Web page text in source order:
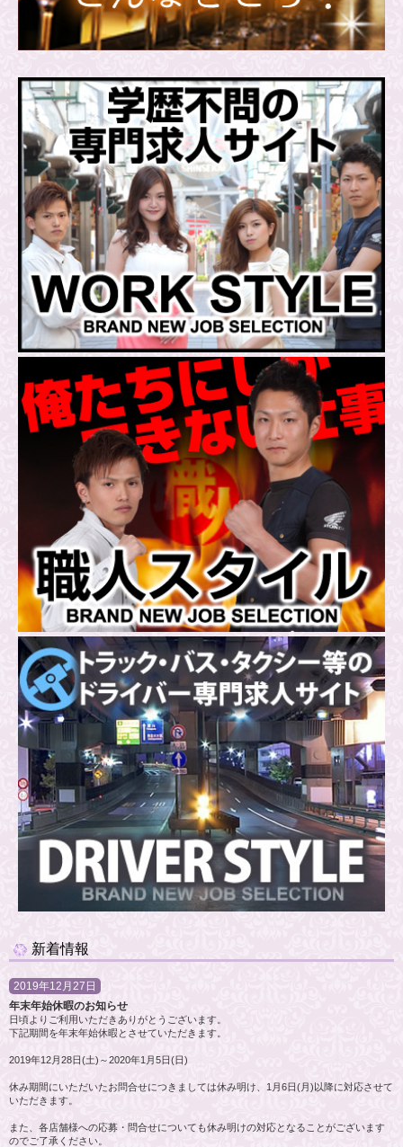
新着情報
2019年12月27日
年末年始休暇のお知らせ
日頃よりご利用いただきありがとうございます。
下記期間を年末年始休暇とさせていただきます。
2019年12月28日(土)～2020年1月5日(日)
休み期間にいただいたお問合せにつきましては休み明け、1月6日(月)以降に対応させて
いただきます。
また、各店舗様への応募・問合せについても休み明けの対応となることがございます
のでご了承ください。